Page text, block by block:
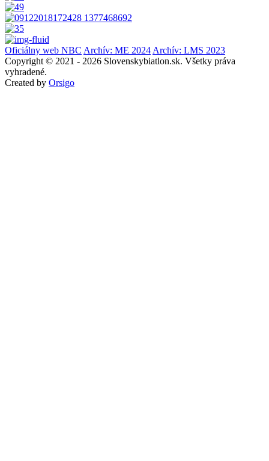
Oficiálny web NBC Archív: ME 2024 Archív: LMS 2023
Copyright © 2021 - 2026 Slovenskybiatlon.sk. Všetky práva
vyhradené.
Created by Orsigo